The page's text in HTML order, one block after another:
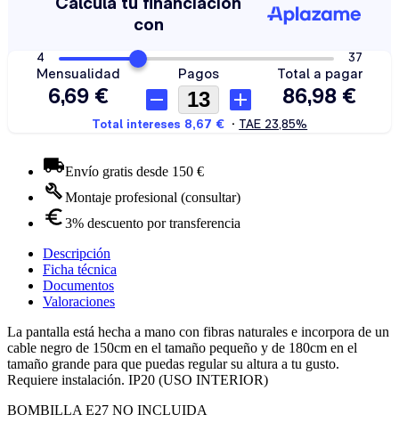
Envío gratis desde 150 €
Montaje profesional (consultar)
3% descuento por transferencia
Descripción
Ficha técnica
Documentos
Valoraciones
La pantalla está hecha a mano con fibras naturales e incorpora de un
cable negro de 150cm en el tamaño pequeño y de 180cm en el
tamaño grande para que puedas regular su altura a tu gusto.
Requiere instalación. IP20 (USO INTERIOR)
BOMBILLA E27 NO INCLUIDA